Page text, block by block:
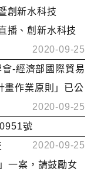
創新水科技
播、創新水科技
2020-09-25
-經濟部國際貿易
畫作業原則」已公
2020-09-25
號
2020-09-25
一案，請鼓勵女